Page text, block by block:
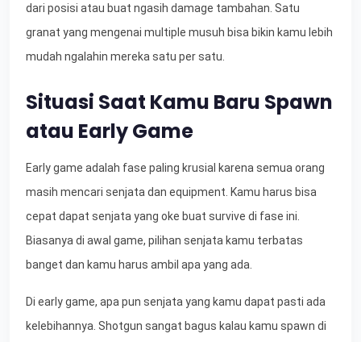
dari posisi atau buat ngasih damage tambahan. Satu
granat yang mengenai multiple musuh bisa bikin kamu lebih
mudah ngalahin mereka satu per satu.
Situasi Saat Kamu Baru Spawn
atau Early Game
Early game adalah fase paling krusial karena semua orang
masih mencari senjata dan equipment. Kamu harus bisa
cepat dapat senjata yang oke buat survive di fase ini.
Biasanya di awal game, pilihan senjata kamu terbatas
banget dan kamu harus ambil apa yang ada.
Di early game, apa pun senjata yang kamu dapat pasti ada
kelebihannya. Shotgun sangat bagus kalau kamu spawn di